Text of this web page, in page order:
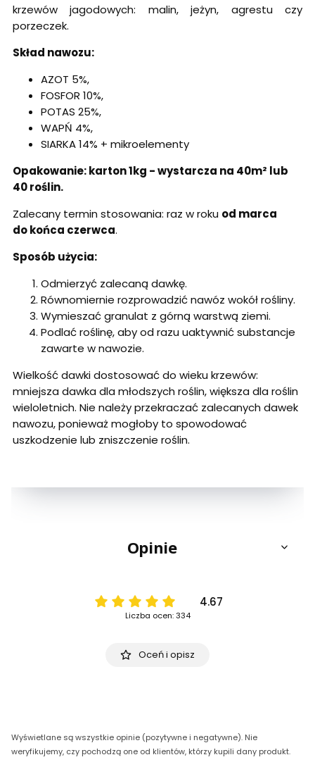
krzewów jagodowych: malin, jeżyn, agrestu czy
porzeczek.
Skład nawozu:
AZOT 5%,
FOSFOR 10%,
POTAS 25%,
WAPŃ 4%,
SIARKA 14% + mikroelementy
Opakowanie: karton 1kg -wystarcza na 40m² lub
40 roślin.
Zalecany termin stosowania: raz w roku od marca
do końca czerwca.
Sposób użycia:
Odmierzyć zalecaną dawkę.
Równomiernie rozprowadzić nawóz wokół rośliny.
Wymieszać granulat z górną warstwą ziemi.
Podlać roślinę, aby od razu uaktywnić substancje
zawarte w nawozie.
Wielkość dawki dostosować do wieku krzewów:
mniejsza dawka dla młodszych roślin, większa dla roślin
wieloletnich. Nie należy przekraczać zalecanych dawek
nawozu, ponieważ mogłoby to spowodować
uszkodzenie lub zniszczenie roślin.
Opinie
4.67
Liczba ocen: 334
Oceń i opisz
Wyświetlane są wszystkie opinie (pozytywne i negatywne). Nie
weryfikujemy, czy pochodzą one od klientów, którzy kupili dany produkt.